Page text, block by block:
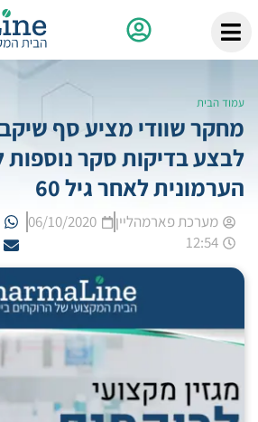
עמוד הבית
מחקר שוודי מציע סף
לבצע בדיקות סקר נוספות
הערמונית לאחר גיל 60
מערכת פארמהליין
06/10/2020
12:54